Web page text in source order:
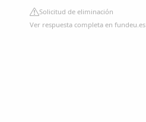
Solicitud de eliminación
Ver respuesta completa en fundeu.es